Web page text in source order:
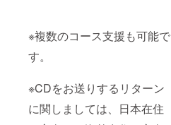
※複数のコース支援も可能で
す。
※CDをお送りするリターン
に関しましては、日本在住